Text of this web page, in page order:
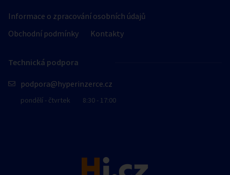
Informace o zpracování osobních údajů
Obchodní podmínky
Kontakty
Technická podpora
podpora@hyperinzerce.cz
pondělí - čtvrtek 8:30 - 17:00